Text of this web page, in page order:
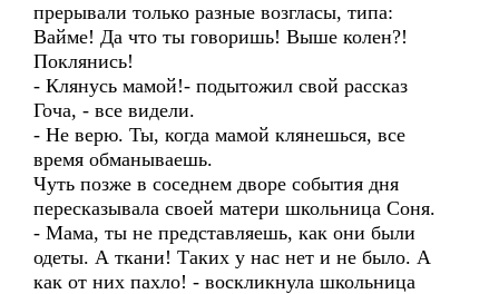
прерывали только разные возгласы, типа:
Вайме! Да что ты говоришь! Выше колен?!
Поклянись!
- Клянусь мамой!- подытожил свой рассказ
Гоча, - все видели.
- Не верю. Ты, когда мамой клянешься, все
время обманываешь.
Чуть позже в соседнем дворе события дня
пересказывала своей матери школьница Соня.
- Мама, ты не представляешь, как они были
одеты. А ткани! Таких у нас нет и не было. А
как от них пахло! - воскликнула школьница